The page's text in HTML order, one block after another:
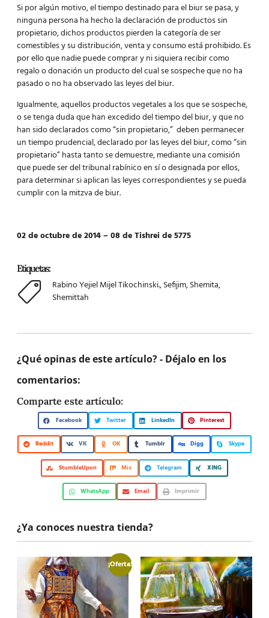
Si por algún motivo, el tiempo destinado para el biur se pasa, y
ninguna persona ha hecho la declaración de productos sin
propietario, dichos productos pierden la categoría de ser
comestibles y su distribución, venta y consumo está prohibido. Es
por ello que nadie puede comprar y ni siquiera recibir como
regalo o donación un producto del cual se sospeche que no ha
pasado o no ha observado las leyes del biur.
Igualmente, aquellos productos vegetales a los que se sospeche,
o se tenga duda que han excedido del tiempo del biur, y que no
han sido declarados como “sin propietario,” deben permanecer
un tiempo prudencial, declarado por las leyes del biur, como “sin
propietario” hasta tanto se demuestre, mediante una comisión
que puede ser del tribunal rabínico en sí o designada por ellos,
para determinar si aplican las leyes correspondientes y se pueda
cumplir con la mitzva de biur.
02 de octubre de 2014 – 08 de Tishrei de 5775
Etiquetas:
Rabino Yejiel Mijel Tikochinski.,Sefijim,Shemita,
Shemittah
¿Qué opinas de este artículo? - Déjalo en los
comentarios:
Comparte este artículo:
Facebook Twitter LinkedIn Pinterest
Reddit VK OK Tumblr Digg Skype
StumbleUpon Mix Telegram XING
WhatsApp Email Imprimir
¿Ya conoces nuestra tienda?
¡Oferta!